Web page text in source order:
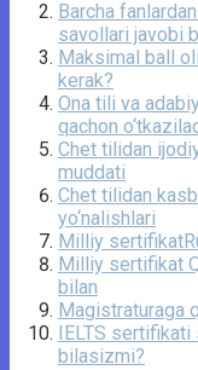
Barcha
savollari javobi
Maksimal ball
kerak?
Ona tili va
qachon
Chet tilidan
muddati
Chet tilidan
yo‘nalishlari
Milliy
Milliy sertifikat
bilan
Magistraturaga
IELTS
bilasizmi?